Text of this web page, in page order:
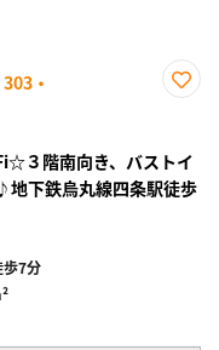
・
録
３階南向き、バストイ
地下鉄烏丸線四条駅徒歩
歩7分